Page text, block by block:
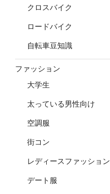
クロスバイク
ロードバイク
自転車豆知識
ファッション
大学生
太っている男性向け
空調服
街コン
レディースファッション
デート服